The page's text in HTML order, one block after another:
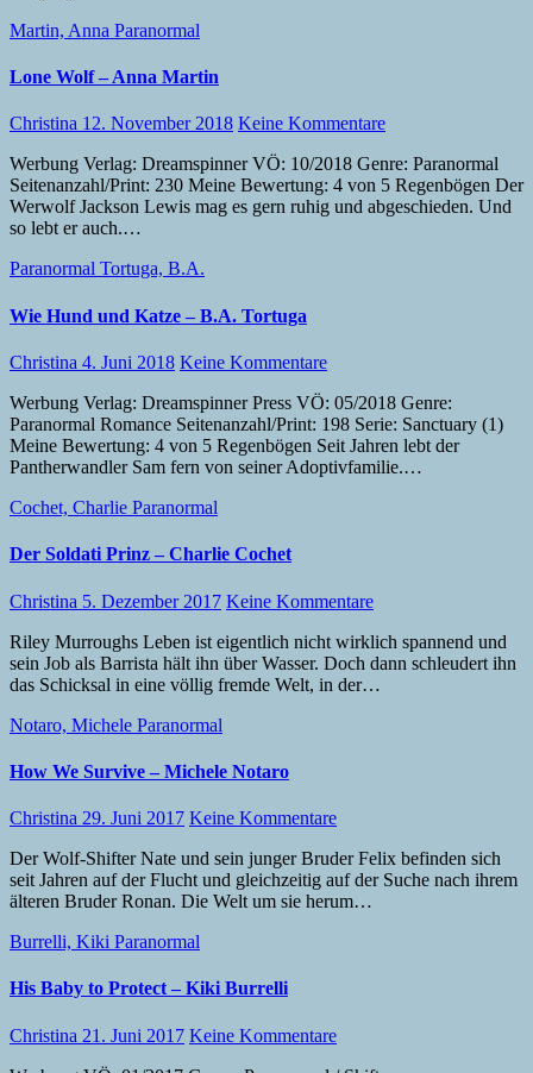
Martin, Anna Paranormal
Lone Wolf – Anna Martin
Christina 12. November 2018 Keine Kommentare
Werbung Verlag: Dreamspinner VÖ: 10/2018 Genre: Paranormal
Seitenanzahl/Print: 230 Meine Bewertung: 4 von 5 Regenbögen Der
Werwolf Jackson Lewis mag es gern ruhig und abgeschieden. Und
so lebt er auch.…
Paranormal Tortuga, B.A.
Wie Hund und Katze – B.A. Tortuga
Christina 4. Juni 2018 Keine Kommentare
Werbung Verlag: Dreamspinner Press VÖ: 05/2018 Genre:
Paranormal Romance Seitenanzahl/Print: 198 Serie: Sanctuary (1)
Meine Bewertung: 4 von 5 Regenbögen Seit Jahren lebt der
Pantherwandler Sam fern von seiner Adoptivfamilie.…
Cochet, Charlie Paranormal
Der Soldati Prinz – Charlie Cochet
Christina 5. Dezember 2017 Keine Kommentare
Riley Murroughs Leben ist eigentlich nicht wirklich spannend und
sein Job als Barrista hält ihn über Wasser. Doch dann schleudert ihn
das Schicksal in eine völlig fremde Welt, in der…
Notaro, Michele Paranormal
How We Survive – Michele Notaro
Christina 29. Juni 2017 Keine Kommentare
Der Wolf-Shifter Nate und sein junger Bruder Felix befinden sich
seit Jahren auf der Flucht und gleichzeitig auf der Suche nach ihrem
älteren Bruder Ronan. Die Welt um sie herum…
Burrelli, Kiki Paranormal
His Baby to Protect – Kiki Burrelli
Christina 21. Juni 2017 Keine Kommentare